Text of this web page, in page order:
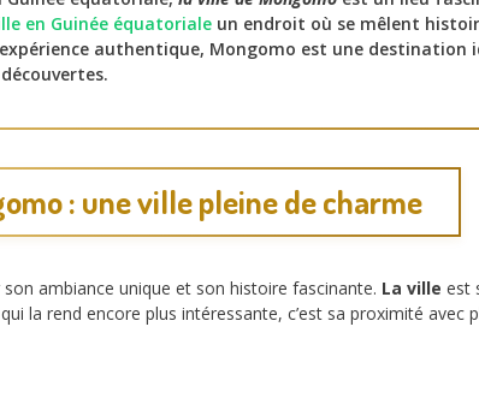
en Guinée équatoriale un endroit où se mêlent
authentique, Mongomo est une destination
: une ville pleine de charme
son ambiance unique et son histoire fascinante. La ville est
la rend encore plus intéressante, c’est sa proximité avec